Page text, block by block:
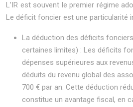
L’IR est souvent le premier régime
Le déficit foncier est une particularité
La déduction des déficits
certaines limites) : Les déficits
dépenses supérieures aux
déduits du revenu global des
700 € par an. Cette déduction
constitue un avantage fiscal, en